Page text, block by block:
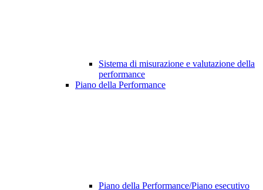
Sistema di misurazione e valutazione della
performance
Piano della Performance
Piano della Performance/Piano esecutivo